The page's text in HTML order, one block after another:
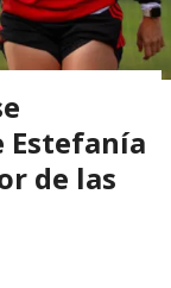
Estefanía
de las